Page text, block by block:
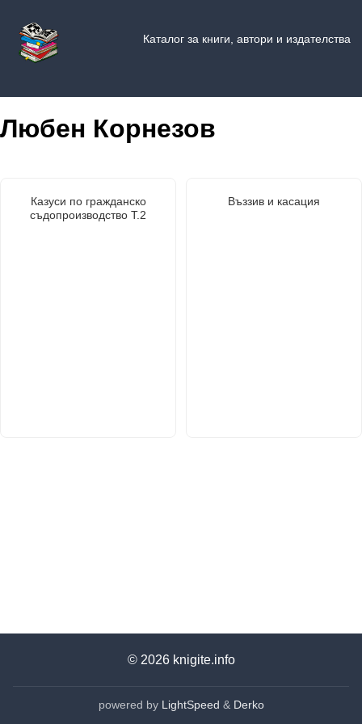
Каталог за книги, автори и издателства
Любен Корнезов
Казуси по гражданско
съдопроизводство Т.2
Въззив и касация
© 2026 knigite.info
powered by LightSpeed & Derko